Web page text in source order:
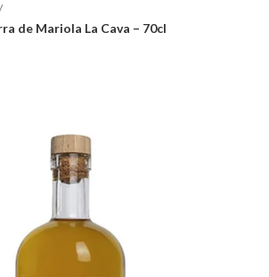
de Mariola La Cava – 70cl